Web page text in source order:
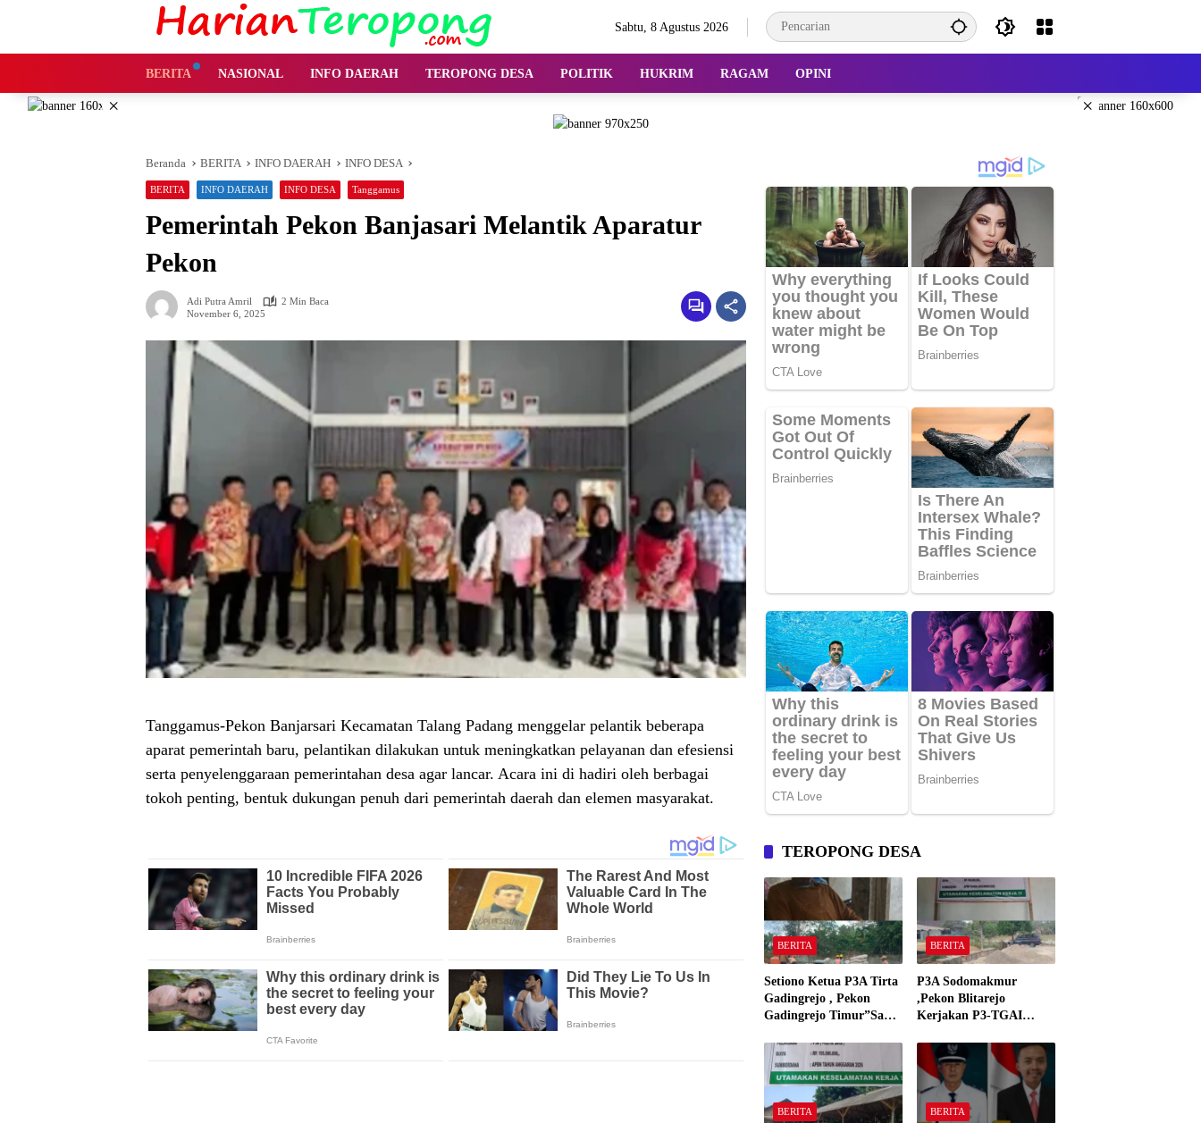
Sabtu, 8 Agustus 2026
BERITA NASIONAL INFO DAERAH TEROPONG DESA POLITIK HUKRIM RAGAM OPINI
× ×
Beranda BERITA INFO DAERAH INFO DESA
BERITA INFO DAERAH INFO DESA Tanggamus
Pemerintah Pekon Banjasari Melantik Aparatur
Pekon
Adi Putra Amril
2 Min Baca
November 6, 2025
Tanggamus-Pekon Banjarsari Kecamatan Talang Padang menggelar pelantik beberapa
aparat pemerintah baru, pelantikan dilakukan untuk meningkatkan pelayanan dan efesiensi
serta penyelenggaraan pemerintahan desa agar lancar. Acara ini di hadiri oleh berbagai
tokoh penting, bentuk dukungan penuh dari pemerintah daerah dan elemen masyarakat.
TEROPONG DESA
BERITA
Setiono Ketua P3A Tirta
Gadingrejo , Pekon
Gadingrejo Timur”Saya
Bakar Kantor Camat
Gadingrejo Tahun 2000″
BERITA
P3A Sodomakmur
,Pekon Blitarejo
Kerjakan P3-TGAI
Spesifikasinya
BERITA BERITA